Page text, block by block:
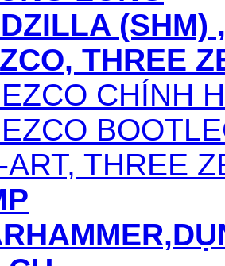
(SHM)
THREE
CHÍNH
THREE